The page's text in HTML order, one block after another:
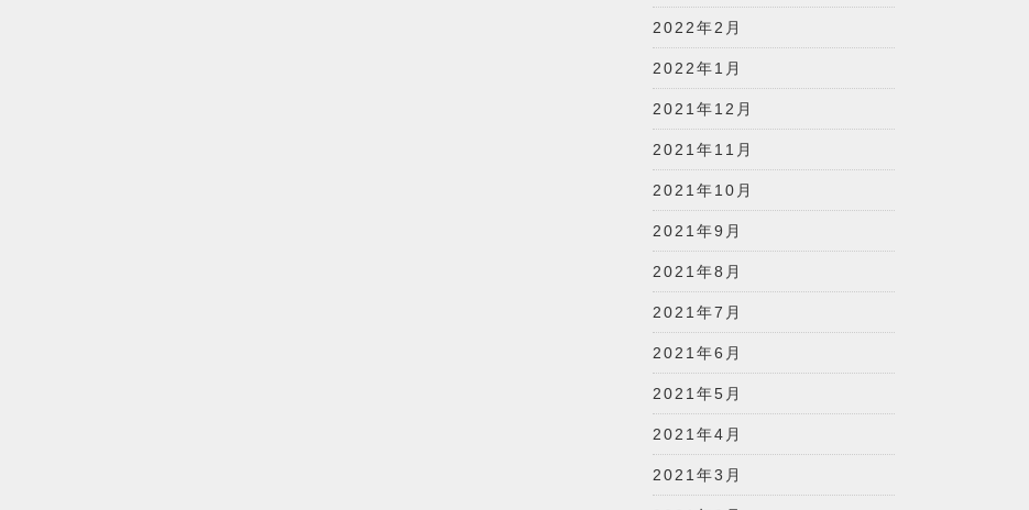
2022年2月
2022年1月
2021年12月
2021年11月
2021年10月
2021年9月
2021年8月
2021年7月
2021年6月
2021年5月
2021年4月
2021年3月